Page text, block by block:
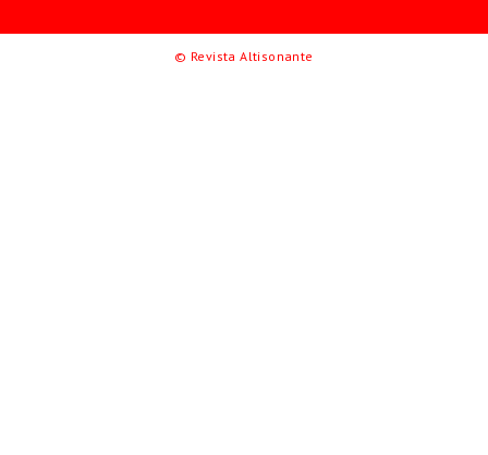
© Revista Altisonante